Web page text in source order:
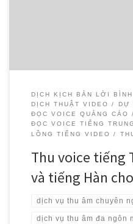
DỊCH KỊCH BẢN LỜI BÌNH
DỊCH THUẬT VIDEO
DỰ
ĐỌC VOICE QUẢNG CÁO
ĐỌC VOICE TIẾNG TRUNG
LỒNG TIẾNG VIDEO
Thu voice tiếng
và tiếng Hàn
dịch vụ thu âm chuyên
dịch vụ thu âm đa ngôn